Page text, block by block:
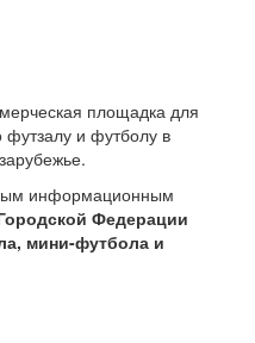
площадка для
и футболу в
информационным
Федерации
мини-футбола и